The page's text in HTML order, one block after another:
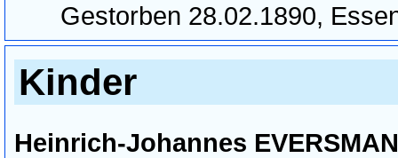
Gestorben 28.02.1890,
Kinder
Heinrich-Johannes